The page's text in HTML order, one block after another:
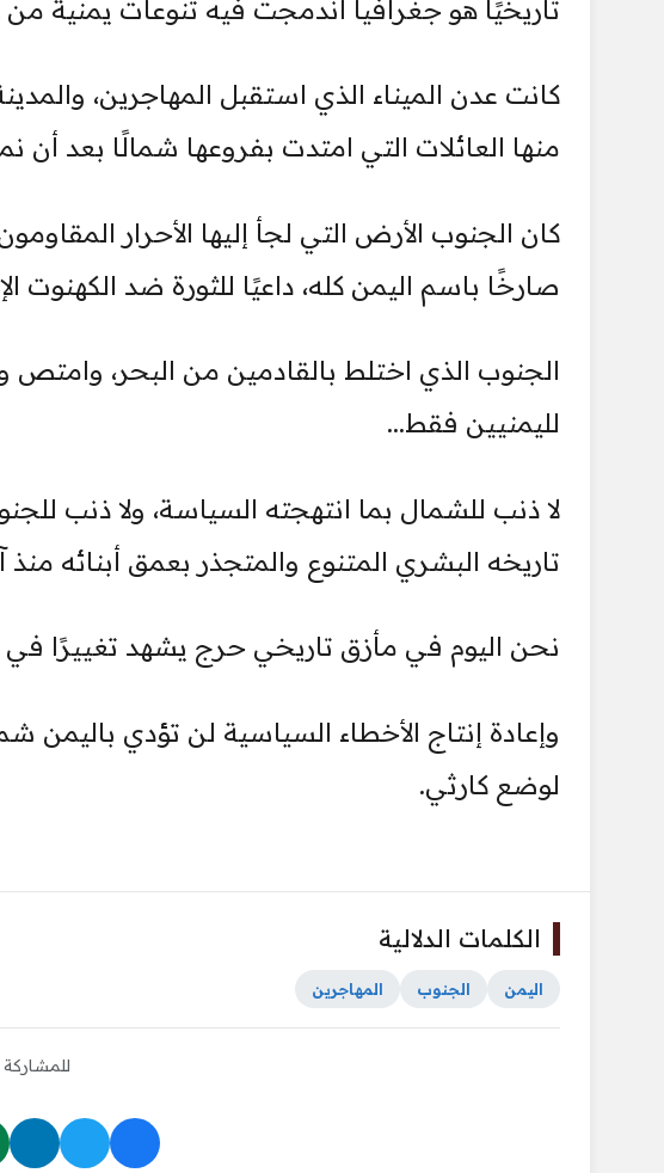
تاريخيًا هو جغرافيا اندمجت فيه تنوعات يمنية
كانت عدن الميناء الذي استقبل المهاجرين،
منها العائلات التي امتدت بفروعها شمالًا بعد
كان الجنوب الأرض التي لجأ إليها الأحرار
صارخًا باسم اليمن كله، داعيًا للثورة ضد الكهنوت
الجنوب الذي اختلط بالقادمين من البحر، وامتص
لليمنيين فقط...
لا ذنب للشمال بما انتهجته السياسة، ولا ذنب
تاريخه البشري المتنوع والمتجذر بعمق أبنائه منذ
نحن اليوم في مأزق تاريخي حرج يشهد تغييرًا في
وإعادة إنتاج الأخطاء السياسية لن تؤدي باليمن
لوضع كارثي.
الكلمات الدلالية
اليمن الجنوب المهاجرين
للمشاركة